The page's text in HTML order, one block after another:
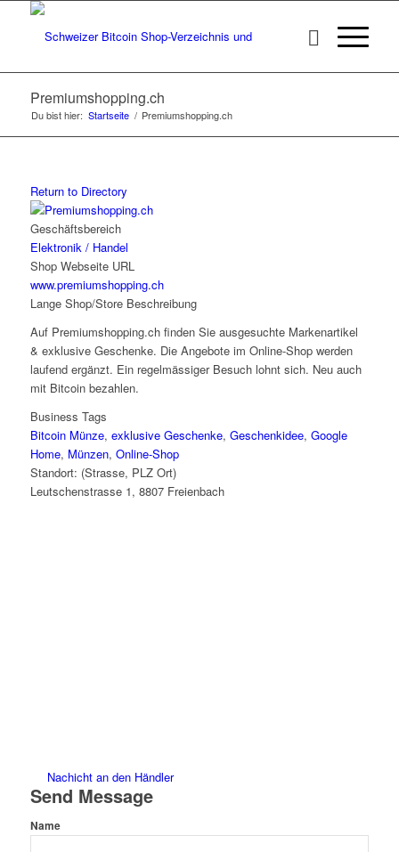
Premiumshopping.ch
Du bist hier: Startseite / Premiumshopping.ch
Return to Directory
Geschäftsbereich
Elektronik / Handel
Shop Webseite URL
www.premiumshopping.ch
Lange Shop/Store Beschreibung
Auf Premiumshopping.ch finden Sie ausgesuchte Markenartikel
& exklusive Geschenke. Die Angebote im Online-Shop werden
laufend ergänzt. Ein regelmässiger Besuch lohnt sich. Neu auch
mit Bitcoin bezahlen.
Business Tags
Bitcoin Münze, exklusive Geschenke, Geschenkidee, Google
Home, Münzen, Online-Shop
Standort: (Strasse, PLZ Ort)
Leutschenstrasse 1, 8807 Freienbach
Nachicht an den Händler
Send Message
Name